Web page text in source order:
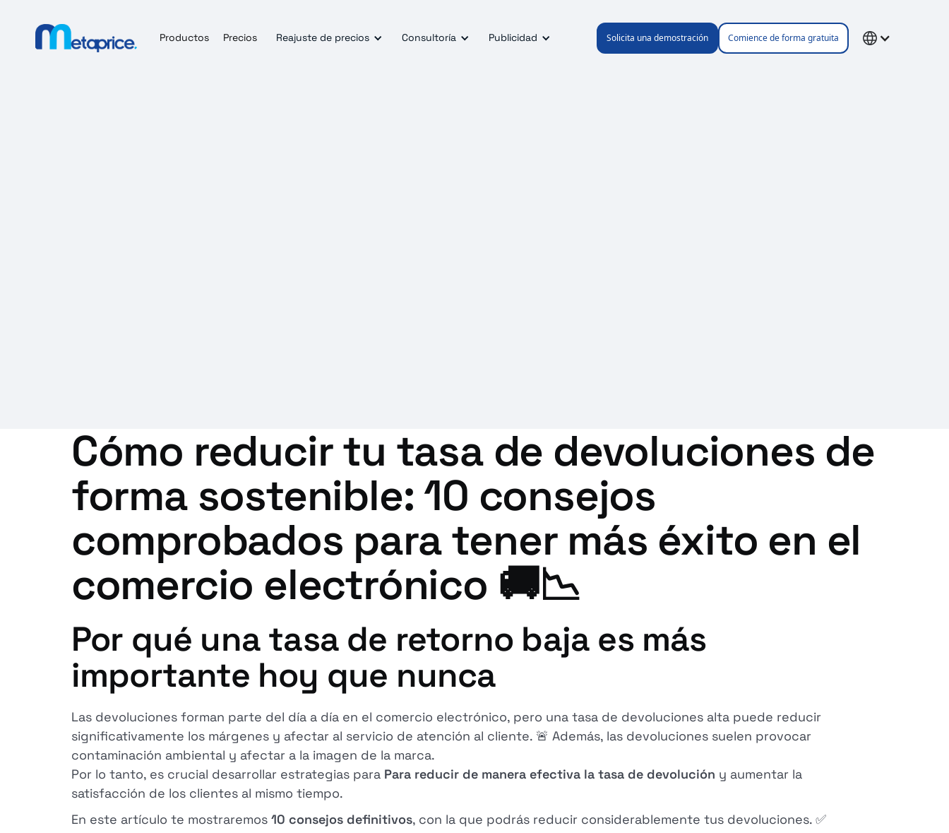
Productos Precios Reajuste de precios Consultoría Publicidad Solicita una demostración Comience de forma gratuita
Cómo reducir tu tasa de devoluciones de
forma sostenible: 10 consejos
comprobados para tener más éxito en el
comercio electrónico 🚚📉
Por qué una tasa de retorno baja es más
importante hoy que nunca
Las devoluciones forman parte del día a día en el comercio electrónico, pero una tasa de devoluciones alta puede reducir
significativamente los márgenes y afectar al servicio de atención al cliente. 🚨 Además, las devoluciones suelen provocar
contaminación ambiental y afectar a la imagen de la marca.
Por lo tanto, es crucial desarrollar estrategias para Para reducir de manera efectiva la tasa de devolución y aumentar la
satisfacción de los clientes al mismo tiempo.
En este artículo te mostraremos 10 consejos definitivos, con la que podrás reducir considerablemente tus devoluciones. ✅